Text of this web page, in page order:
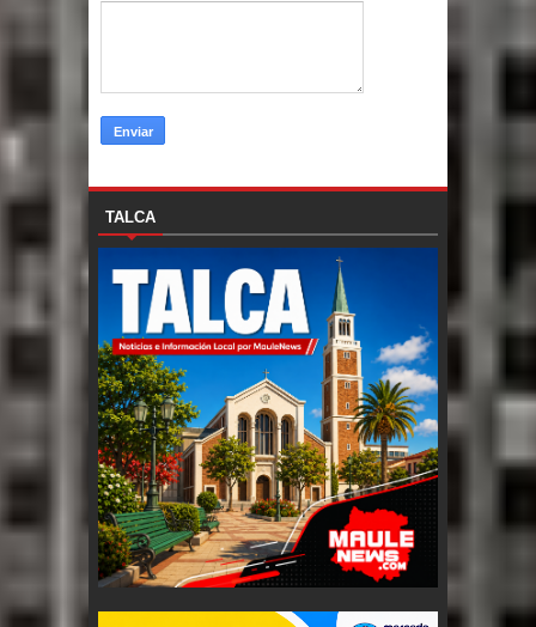
TALCA